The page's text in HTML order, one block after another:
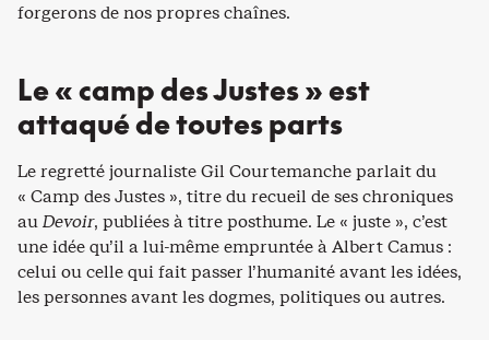
forgerons de nos propres chaînes.
Le « camp des Justes » est
attaqué de toutes parts
Le regretté journaliste Gil Courtemanche parlait du
« Camp des Justes », titre du recueil de ses chroniques
auDevoir, publiées à titre posthume. Le « juste », c’est
une idée qu’il a lui-même empruntée à Albert Camus :
celui ou celle qui fait passer l’humanité avant les idées,
les personnes avant les dogmes, politiques ou autres.